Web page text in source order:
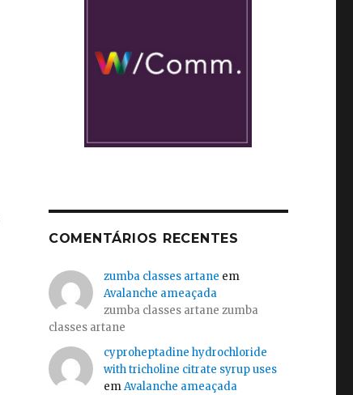
COMENTÁRIOS RECENTES
zumba classes artane em
Avalanche ameaçada
zumba classes artane zumba
classes artane
cyproheptadine hydrochloride
with tricholine citrate syrup uses
emAvalanche ameaçada